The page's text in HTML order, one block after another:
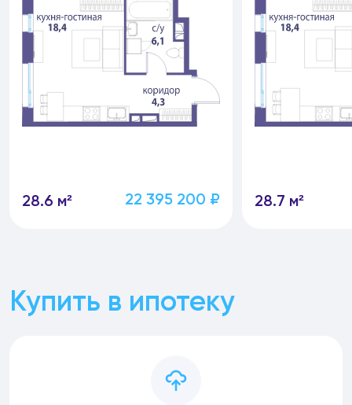
28.6 м² 22 395 200 ₽ 28.7 м²
Купить в ипотеку